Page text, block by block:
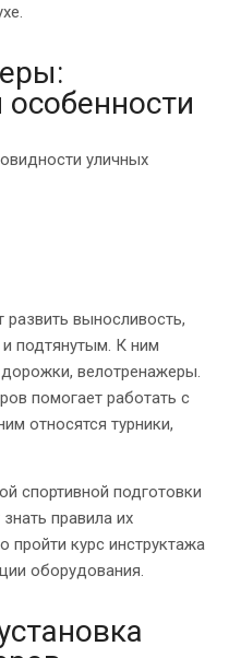
уличных
выносливость,
подтянутым. К ним
велотренажеры.
помогает работать с
относятся турники,
спортивной подготовки
правила их
пройти курс инструктажа
оборудования.